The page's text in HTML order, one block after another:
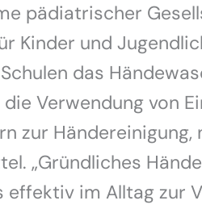
pädiatrischer
Kinder und
das
Verwendung von
zur Händereinigung,
„Gründliches
effektiv im Alltag zur